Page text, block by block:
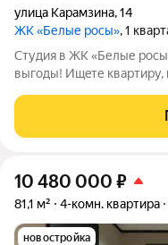
улица Карамзина,14
ЖК «Белые росы», 1
Cтудия в ЖK «Белые
выгoды! Ищeте квартиpу, гдe
квартире остаётся диван,
полностью
10 480 000 ₽
81,1 м² 4-комн. квартира
новостройка